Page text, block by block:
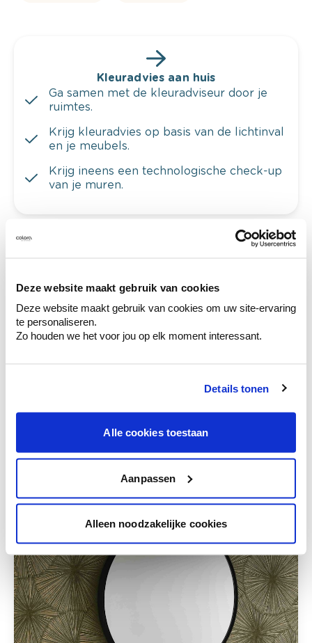
Deze website maakt gebruik van cookies
Deze website maakt gebruik van cookies om uw site-ervaring
te personaliseren.
Zo houden we het voor jou op elk moment interessant.
Details tonen
Alle cookies toestaan
Aanpassen
Alleen noodzakelijke cookies
Kleuradvies aan huis
Ga samen met de kleuradviseur door je
ruimtes.
Krijg kleuradvies op basis van de lichtinval
en je meubels.
Krijg ineens een technologische check-up
van je muren.
Ontdek er kleurechte stalen van je
kleurenselectie.
Bekijk er de bijhorende tinten om je kleur
te verfijnen.